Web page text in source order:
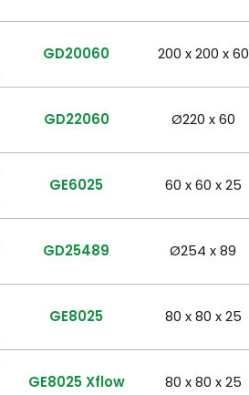
GD20060 200 x 200 x 60
GD22060 Ø220 x 60
GE6025 60 x 60 x 25
GD25489 Ø254 x 89
GE8025 80 x 80 x 25
GE8025 Xflow 80 x 80 x 25